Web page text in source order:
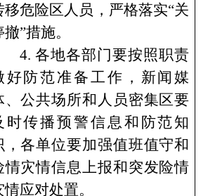
移危险区人员，严格落实“关
撤”措施。
4.各地各部门要按照职责
好防范准备工作，新闻媒
、公共场所和人员密集区要
时传播预警信息和防范知
，各单位要加强值班值守和
情灾情信息上报和突发险情
情应对处置。